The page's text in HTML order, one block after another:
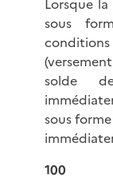
Lorsque
sous
solde
sous
100